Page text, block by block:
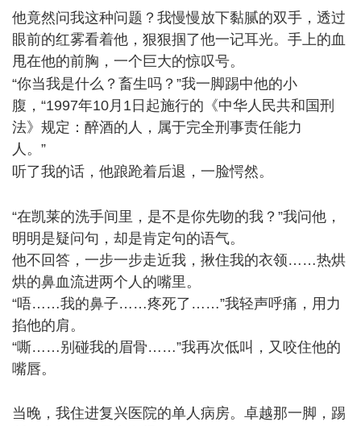
他竟然问我这种问题？我慢慢放下黏腻的双手，透过
眼前的红雾看着他，狠狠掴了他一记耳光。手上的血
甩在他的前胸，一个巨大的惊叹号。
“你当我是什么？畜生吗？”我一脚踢中他的小
腹，“1997年10月1日起施行的《中华人民共和国刑
法》规定：醉酒的人，属于完全刑事责任能力
人。”
听了我的话，他踉跄着后退，一脸愕然。
“在凯莱的洗手间里，是不是你先吻的我？”我问他，
明明是疑问句，却是肯定句的语气。
他不回答，一步一步走近我，揪住我的衣领……热烘
烘的鼻血流进两个人的嘴里。
“唔……我的鼻子……疼死了……”我轻声呼痛，用力
掐他的肩。
“嘶……别碰我的眉骨……”我再次低叫，又咬住他的
嘴唇。
当晚，我住进复兴医院的单人病房。卓越那一脚，踢